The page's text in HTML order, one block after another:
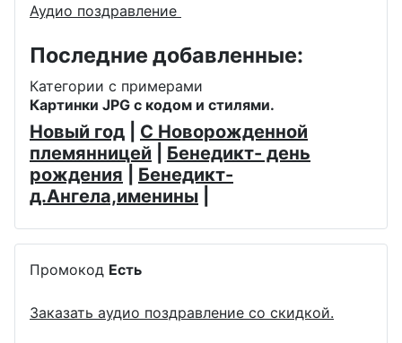
Аудио поздравление
Последние добавленные:
Категории с примерами
Картинки JPG с кодом и стилями.
Новый год
С Новорожденной
племянницей
Бенедикт- день
рождения
Бенедикт-
д.Ангела,именины
Промокод Есть
Заказать аудио поздравление со скидкой.